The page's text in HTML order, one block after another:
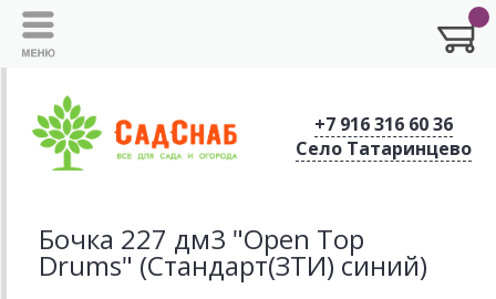
+7 916 316 60 36
Село Татаринцево
Бочка 227 дм3 "Оpen Top
Drums" (Стандарт(ЗТИ) синий)